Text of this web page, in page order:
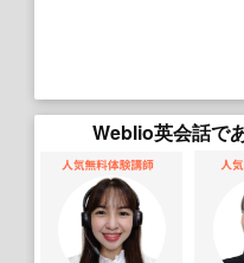
Weblio英会話で